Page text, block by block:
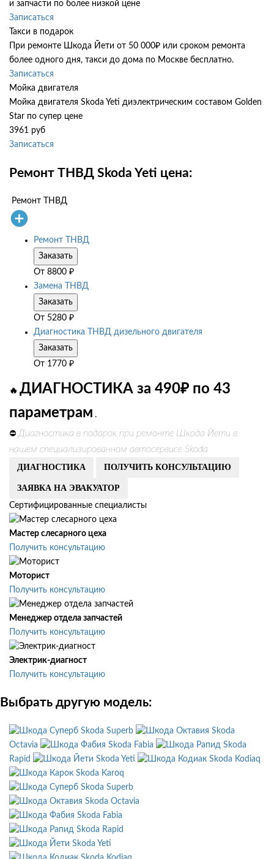
и запчасти по более низкой цене
Записаться
Такси в подарок
При ремонте Шкода Йети от 50 000₽ или сроком ремонта
более одного дня, такси до дома по Москве бесплатно.
Записаться
Мойка двигателя
Мойка двигателя Skoda Yeti диэлектрическим составом Golden
Star по супер цене
3961 руб
Записаться
Ремонт ТНВД Skoda Yeti цена:
Ремонт ТНВД
Ремонт ТНВД
Заказать
От 8800 ₽
Замена ТНВД
Заказать
От 5280 ₽
Диагностика ТНВД дизельного двигателя
Заказать
От 1770 ₽
🔥 ДИАГНОСТИКА за 490₽ по 43
параметрам .
⛔ Диагностика в подарок при ремонте Шкода Йети в
нашем специализированном автосервисе Skoda
ДИАГНОСТИКА ПОЛУЧИТЬ КОНСУЛЬТАЦИЮ
ЗАЯВКА НА ЭВАКУАТОР
Сертифицированные специалисты
Мастер слесарного цеха
Получить консультацию
Моторист
Получить консультацию
Менеджер отдела запчастей
Получить консультацию
Электрик-диагност
Получить консультацию
Выбрать другую модель:
Skoda Superb
Skoda
Octavia
Skoda Fabia
Skoda
Rapid
Skoda Yeti
Skoda Kodiaq
Skoda Karoq
Skoda Superb
Skoda Octavia
Skoda Fabia
Skoda Rapid
Skoda Yeti